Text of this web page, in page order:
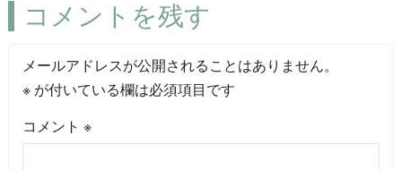
コメントを残す
メールアドレスが公開されることはありません。
※が付いている欄は必須項目です
コメント ※